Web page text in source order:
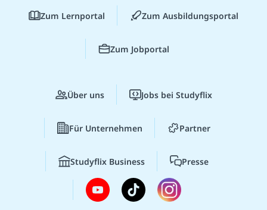
Zum Lernportal Zum Ausbildungsportal
Zum Jobportal
Über uns Jobs bei Studyflix
Für Unternehmen Partner
Studyflix Business Presse